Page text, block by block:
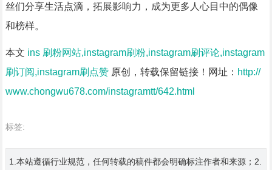
丝们分享生活点滴，拓展影响力，成为更多人心目中的偶像
和榜样。
本文 ins 刷粉网站,instagram刷粉,instagram刷评论,instagram
刷订阅,instagram刷点赞原创，转载保留链接！网址： http://
www.chongwu678.com/instagramtt/642.html
标签:
1.本站遵循行业规范，任何转载的稿件都会明确标注作者和来源；2.